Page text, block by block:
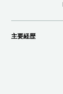
主要経歴